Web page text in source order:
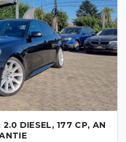
DIESEL, 177 CP, AN